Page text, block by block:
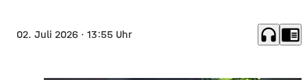
02. Juli 2026 · 13:55 Uhr headphones chrome_reader_mode